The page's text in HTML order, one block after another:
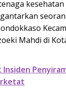
Mahdi di